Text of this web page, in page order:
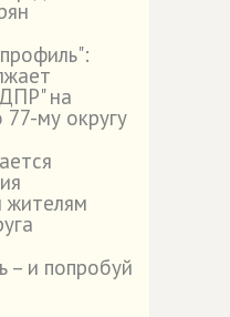
на
му округу
– и попробуй